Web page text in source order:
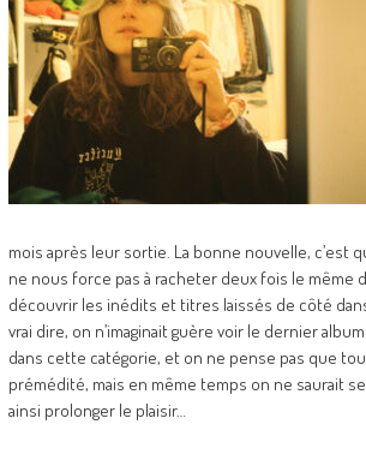
mois après leur sortie. La bonne nouvelle, c’est
ne nous force pas à racheter deux fois le même
découvrir les inédits et titres laissés de côté
vrai dire, on n’imaginait guère voir le dernier
dans cette catégorie, et on ne pense pas que
prémédité, mais en même temps on ne saurait
ainsi prolonger le plaisir…